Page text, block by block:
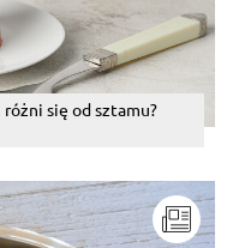
się od sztamu?